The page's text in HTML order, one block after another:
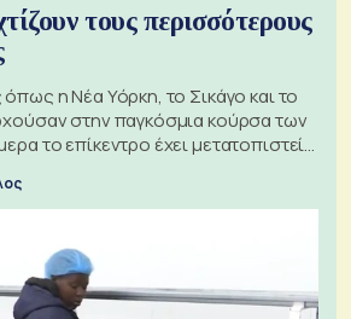
τους περισσότερους
η Νέα Υόρκη, το Σικάγο και το
στην παγκόσμια κούρσα των
το επίκεντρο έχει μετατοπιστεί